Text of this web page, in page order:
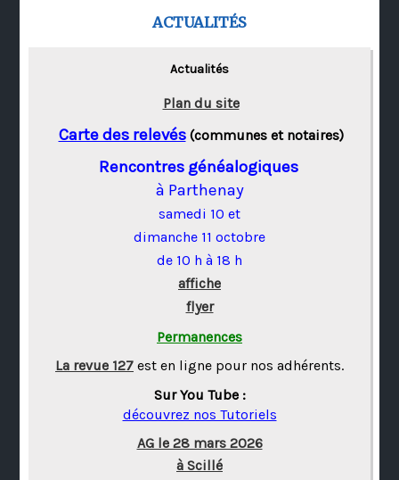
ACTUALITÉS
Actualités
Plan du site
Carte des relevés(communes et notaires)
Rencontres généalogiques
à Parthenay
samedi 10 et
dimanche 11 octobre
de 10 h à 18 h
affiche
flyer
Permanences
La revue 127 est en ligne pour nos adhérents.
Sur You Tube :
découvrez nos Tutoriels
AG le 28 mars 2026
à Scillé